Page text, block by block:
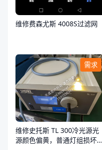
维修费森尤斯 4008S过滤网
需求
维修史托斯 TL 300冷光源光
源颜色偏黄，普通灯组损坏，